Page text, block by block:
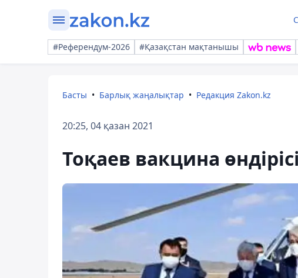
#Референдум-2026 #Қазақстан мақтанышы
Басты Барлық жаңалықтар Редакция Zakon.kz
20:25, 04 қазан 2021
Тоқаев вакцина